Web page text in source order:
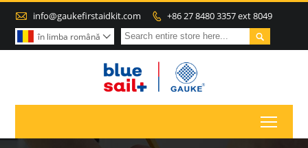
 info@gaukefirstaidkit.com  +86 27 8480 3357 ext 8049

în limba română 